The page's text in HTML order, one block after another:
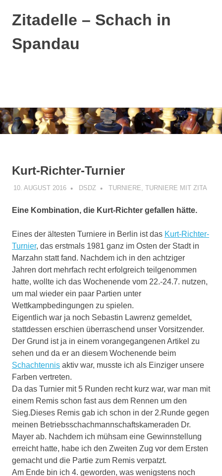
Zum
Inhalt
springen
Zitadelle – Schach in
Spandau
Kurt-Richter-Turnier
10. AUGUST 2016 DSDZ TURNIERE TURNIERE MIT ZITA
Eine Kombination, die Kurt-Richter gefallen hätte.
Eines der ältesten Turniere in Berlin ist das Kurt-Richter-
Turnier, das erstmals 1981 ganz im Osten der Stadt in
Marzahn statt fand. Nachdem ich in den achtziger
Jahren dort mehrfach recht erfolgreich teilgenommen
hatte, wollte ich das Wochenende vom 22.-24.7. nutzen,
um mal wieder ein paar Partien unter
Wettkampbedingungen zu spielen.
Eigentlich war ja noch Sebastin Lawrenz gemeldet,
stattdessen erschien überraschend unser Vorsitzender.
Der Grund ist ja in einem vorangegangenen Artikel zu
sehen und da er an diesem Wochenende beim
Schachtennis aktiv war, musste ich als Einziger unsere
Farben vertreten.
Da das Turnier mit 5 Runden recht kurz war, war man mit
einem Remis schon fast aus dem Rennen um den
Sieg.Dieses Remis gab ich schon in der 2.Runde gegen
meinen Betriebsschachmannschaftskameraden Dr.
Mayer ab. Nachdem ich mühsam eine Gewinnstellung
erreicht hatte, habe ich den Zweiten Zug vor dem Ersten
gemacht und die Partie zum Remis verpatzt.
Am Ende bin ich 4. geworden, was wenigstens noch